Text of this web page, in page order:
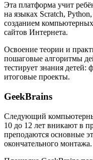
Эта платформа учит
на языках Scratch,
созданием
сайтов Интернета.
Освоение теории и
пошаговые алгоритмы
тестирует знания
итоговые проекты.
GeekBrains
Следующий
10 до 12 лет вникают в
преподаются основные
окончательного монтажа.